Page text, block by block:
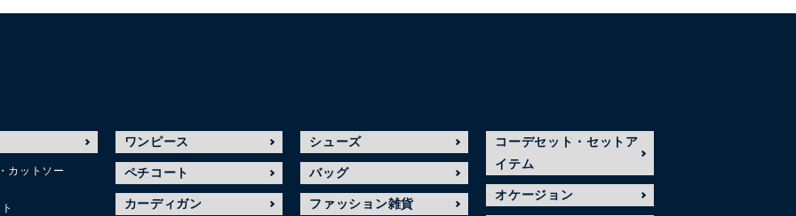
カットソー
ワンピース
ペチコート
カーディガン
シューズ
バッグ
ファッション雑貨
コーデセット・セットア
イテム
オケージョン